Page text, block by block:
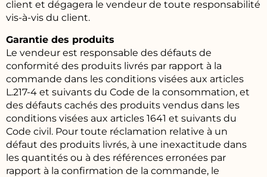
client et dégagera le vendeur de toute responsabilité
vis-à-vis du client.
Garantie des produits
Le vendeur est responsable des défauts de
conformité des produits livrés par rapport à la
commande dans les conditions visées aux articles
L.217-4 et suivants du Code de la consommation, et
des défauts cachés des produits vendus dans les
conditions visées aux articles 1641 et suivants du
Code civil. Pour toute réclamation relative à un
défaut des produits livrés, à une inexactitude dans
les quantités ou à des références erronées par
rapport à la confirmation de la commande, le